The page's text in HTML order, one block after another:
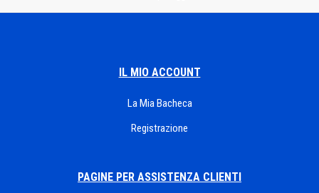
IL MIO ACCOUNT
La Mia Bacheca
Registrazione
PAGINE PER ASSISTENZA CLIENTI